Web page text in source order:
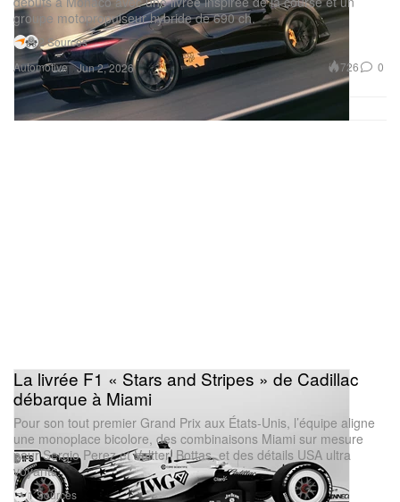
Automotive
groupe motopropulseur hybride de 690 ch.
2 Sources
Jun 2, 2026
726 0
La livrée F1 « Stars and Stripes » de Cadillac
débarque à Miami
Pour son tout premier Grand Prix aux États‑Unis, l’équipe aligne
une monoplace bicolore, des combinaisons Miami sur mesure
pour Sergio Perez et Valtteri Bottas, et des détails USA ultra
voyants.
1 Sources